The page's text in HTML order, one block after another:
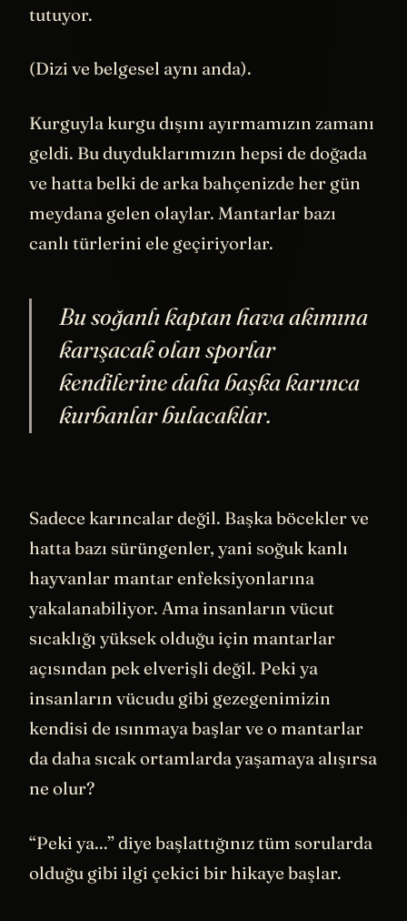
Çürümesini engelleyerek onu hayatta
Kurguyla kurgu dışını ayırmamızın zamanı
geldi. Bu duyduklarımızın hepsi de doğada
ve hatta belki de arka bahçenizde her gün
meydana gelen olaylar. Mantarlar bazı
Bu soğanlı kaptan hava akımına
karışacak olan sporlar
kendilerine daha başka karınca
Sadece karıncalar değil. Başka böcekler ve
hatta bazı sürüngenler, yani soğuk kanlı
hayvanlar mantar enfeksiyonlarına
yakalanabiliyor. Ama insanların vücut
sıcaklığı yüksek olduğu için mantarlar
açısından pek elverişli değil. Peki ya
insanların vücudu gibi gezegenimizin
kendisi de ısınmaya başlar ve o mantarlar
da daha sıcak ortamlarda yaşamaya alışırsa
“Peki ya...” diye başlattığınız tüm sorularda